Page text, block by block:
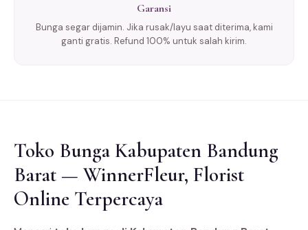
Garansi
Bunga segar dijamin. Jika rusak/layu saat diterima, kami
ganti gratis. Refund 100% untuk salah kirim.
Toko Bunga Kabupaten Bandung
Barat — WinnerFleur, Florist
Online Terpercaya